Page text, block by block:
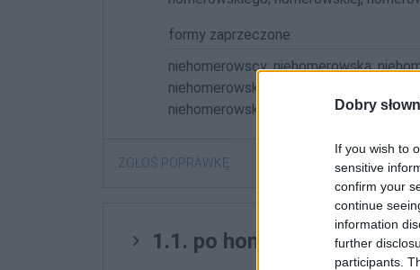
Dobry
If you wish to
sensitive
confirm your
continue
information
further
participants.
formy zaprzeczone:
niehomerowscy; niehomerowska;
niehomerowskie; niehomerowskiego;
niehomerowskimi
ZGŁOŚ POPRAWKĘ
1.1. po homerowsku